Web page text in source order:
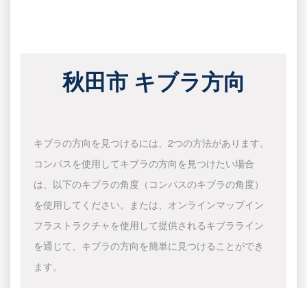
秋田市 キブラ方向
キブラの方向を見つけるには、2つの方法があります。
コンパスを使用してキブラの方向を見つけたい場合
は、以下のキブラの角度（コンパスのキブラの角度）
を使用してください。または、オンラインマップイン
フラストラクチャを使用して提供されるキブラライン
を通じて、キブラの方向を簡単に見つけることができ
ます。